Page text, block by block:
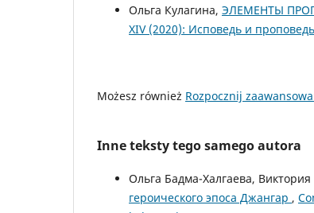
Ольга Кулагина, ЭЛЕМЕНТЫ
XIV (2020): Исповедь и
Możesz również Rozpocznij
Inne teksty tego samego autora
Ольга Бадма-Халгаева,
героического эпоса Джангар ,